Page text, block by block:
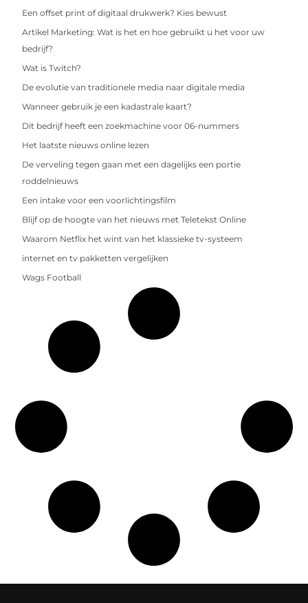
Een offset print of digitaal drukwerk? Kies bewust
Artikel Marketing: Wat is het en hoe gebruikt u het voor uw
bedrijf?
Wat is Twitch?
De evolutie van traditionele media naar digitale media
Wanneer gebruik je een kadastrale kaart?
Dit bedrijf heeft een zoekmachine voor 06-nummers
Het laatste nieuws online lezen
De verveling tegen gaan met een dagelijks een portie
roddelnieuws
Een intake voor een voorlichtingsfilm
Blijf op de hoogte van het nieuws met Teletekst Online
Waarom Netflix het wint van het klassieke tv-systeem
internet en tv pakketten vergelijken
Wags Football